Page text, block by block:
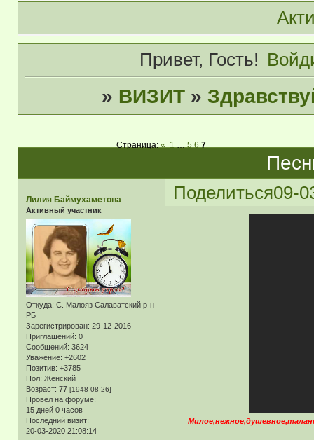
Привет, Гость!
» ВИЗИТ »
Страница:« 1 5 6 7
Поделиться09-
Лилия Баймухаметова
Активный участник
Откуда: С. Малояз Салаватский р-н
РБ
Зарегистрирован: 29-12-2016
Приглашений: 0
Сообщений: 3624
Уважение: +2602
Позитив: +3785
Пол: Женский
Возраст: 77 [1948-08-26]
Провел на форуме:
15 дней 0 часов
Последний визит:
20-03-2020 21:08:14